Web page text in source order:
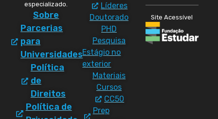
especializado.
Sobre
Parcerias
para
Universidades
Política
de
Direitos
Política de
Líderes
Doutorado
PHD
Pesquisa
Estágio no
exterior
Materiais
Cursos
CC50
Prep
Site Acessível